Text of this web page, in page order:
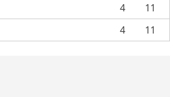
4
11
4 11